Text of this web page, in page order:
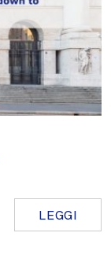
LEGGI